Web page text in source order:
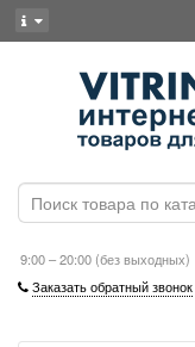
9:00 – 20:00 (без выходных)
Заказать обратный звонок